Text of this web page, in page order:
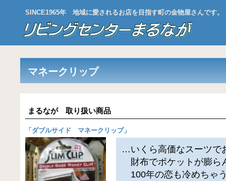
SINCE1965年 地域に愛されるお店を目指す町の金物屋さんです。
マネークリップ
まるなが 取り扱い商品
「 ダブルサイド マネークリップ」
…いくら高価なスーツで
財布でポケットが膨ら
100年の恋も冷めちゃ